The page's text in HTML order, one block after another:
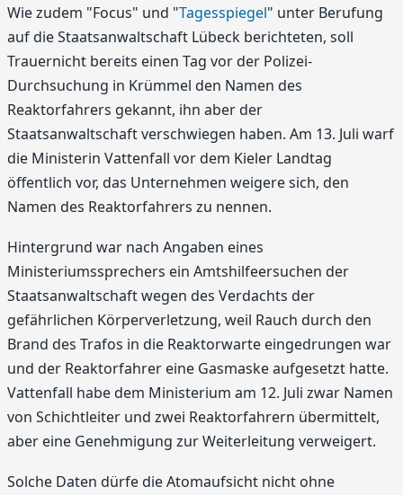
Wie zudem "Focus" und "Tagesspiegel" unter Berufung
auf die Staatsanwaltschaft Lübeck berichteten, soll
Trauernicht bereits einen Tag vor der Polizei-
Durchsuchung in Krümmel den Namen des
Reaktorfahrers gekannt, ihn aber der
Staatsanwaltschaft verschwiegen haben. Am 13. Juli warf
die Ministerin Vattenfall vor dem Kieler Landtag
öffentlich vor, das Unternehmen weigere sich, den
Namen des Reaktorfahrers zu nennen.
Hintergrund war nach Angaben eines
Ministeriumssprechers ein Amtshilfeersuchen der
Staatsanwaltschaft wegen des Verdachts der
gefährlichen Körperverletzung, weil Rauch durch den
Brand des Trafos in die Reaktorwarte eingedrungen war
und der Reaktorfahrer eine Gasmaske aufgesetzt hatte.
Vattenfall habe dem Ministerium am 12. Juli zwar Namen
von Schichtleiter und zwei Reaktorfahrern übermittelt,
aber eine Genehmigung zur Weiterleitung verweigert.
Solche Daten dürfe die Atomaufsicht nicht ohne